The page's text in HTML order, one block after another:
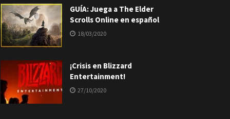
GUÍA: Juega a The Elder
Scrolls Online en español
18/03/2020
¡Crisis en Blizzard
Entertainment!
27/10/2020